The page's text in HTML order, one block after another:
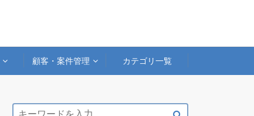
顧客・案件管理 カテゴリ一覧